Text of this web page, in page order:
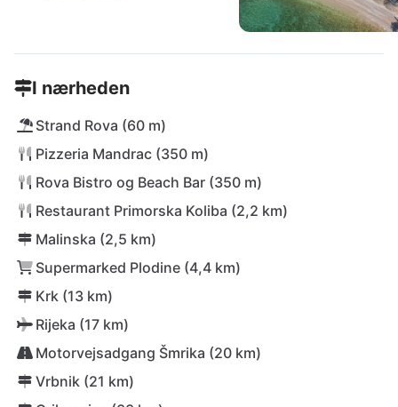
I nærheden
Strand Rova (60 m)
Pizzeria Mandrac (350 m)
Rova Bistro og Beach Bar (350 m)
Restaurant Primorska Koliba (2,2 km)
Malinska (2,5 km)
Supermarked Plodine (4,4 km)
Krk (13 km)
Rijeka (17 km)
Motorvejsadgang Šmrika (20 km)
Vrbnik (21 km)